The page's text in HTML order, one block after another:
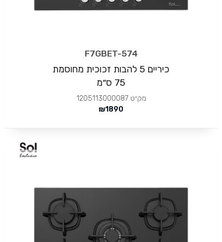
F7GBET-574
כיריים 5 להבות זכוכית מחוסמת
75 ס״מ
מק״ט 1205113000087
1890
₪